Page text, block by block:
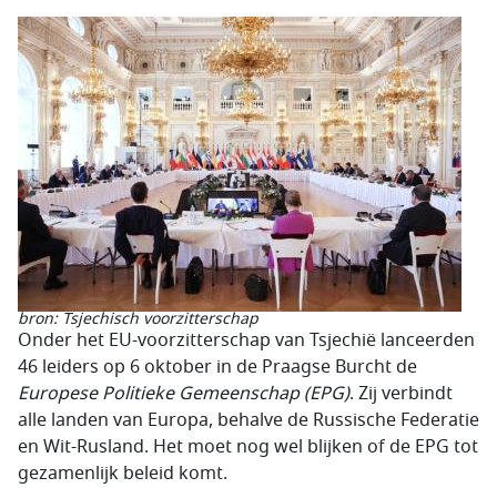
bron: Tsjechisch voorzitterschap
Onder het EU-voorzitterschap van Tsjechië lanceerden
46 leiders op 6 oktober in de Praagse Burcht de
Europese Politieke Gemeenschap (EPG). Zij verbindt
alle landen van Europa, behalve de Russische Federatie
en Wit-Rusland. Het moet nog wel blijken of de EPG tot
gezamenlijk beleid komt.